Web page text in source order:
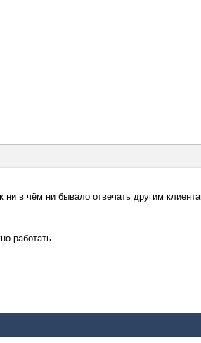
ни в чём ни бывало отвечать другим
работать..